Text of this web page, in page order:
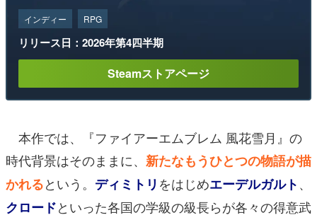
インディー RPG
リリース日：2026年第4四半期
Steamストアページ
本作では、『ファイアーエムブレム 風花雪月』の
時代背景はそのままに、 新たなもうひとつの物語が描
かれるという。 ディミトリ をはじめエーデルガルト、
クロードといった各国の学級の級長らが各々の得意武